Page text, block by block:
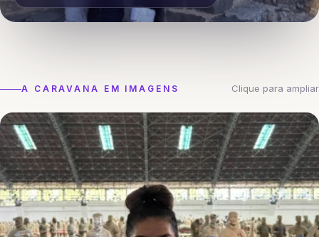
A CARAVANA EM IMAGENS Clique para ampliar